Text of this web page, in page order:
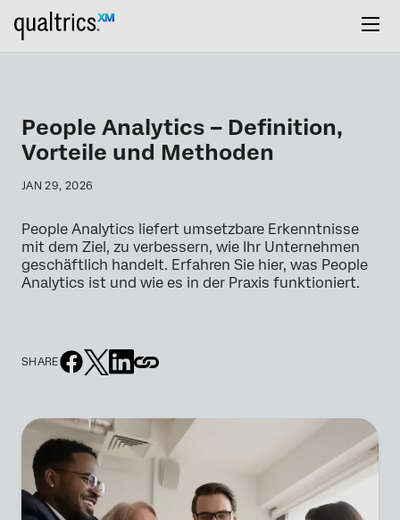
People Analytics – Definition,
Vorteile und Methoden
JAN 29, 2026
People Analytics liefert umsetzbare Erkenntnisse
mit dem Ziel, zu verbessern, wie Ihr Unternehmen
geschäftlich handelt. Erfahren Sie hier, was People
Analytics ist und wie es in der Praxis funktioniert.
SHARE